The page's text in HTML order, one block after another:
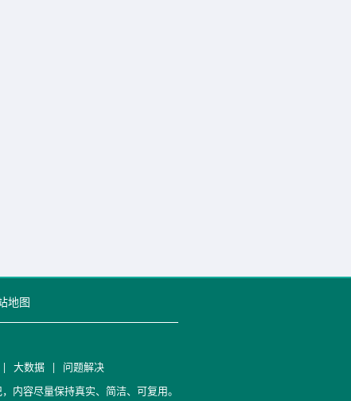
地图
| 大数据 |
问题解决
内容尽量保持真实、简洁、可复用。